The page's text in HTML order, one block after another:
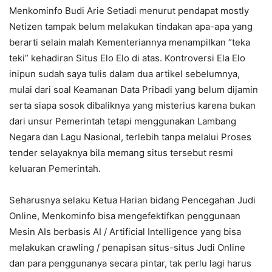
Menkominfo Budi Arie Setiadi menurut pendapat mostly
Netizen tampak belum melakukan tindakan apa-apa yang
berarti selain malah Kementeriannya menampilkan “teka
teki” kehadiran Situs Elo Elo di atas. Kontroversi Ela Elo
inipun sudah saya tulis dalam dua artikel sebelumnya,
mulai dari soal Keamanan Data Pribadi yang belum dijamin
serta siapa sosok dibaliknya yang misterius karena bukan
dari unsur Pemerintah tetapi menggunakan Lambang
Negara dan Lagu Nasional, terlebih tanpa melalui Proses
tender selayaknya bila memang situs tersebut resmi
keluaran Pemerintah.
Seharusnya selaku Ketua Harian bidang Pencegahan Judi
Online, Menkominfo bisa mengefektifkan penggunaan
Mesin AIs berbasis AI / Artificial Intelligence yang bisa
melakukan crawling / penapisan situs-situs Judi Online
dan para penggunanya secara pintar, tak perlu lagi harus